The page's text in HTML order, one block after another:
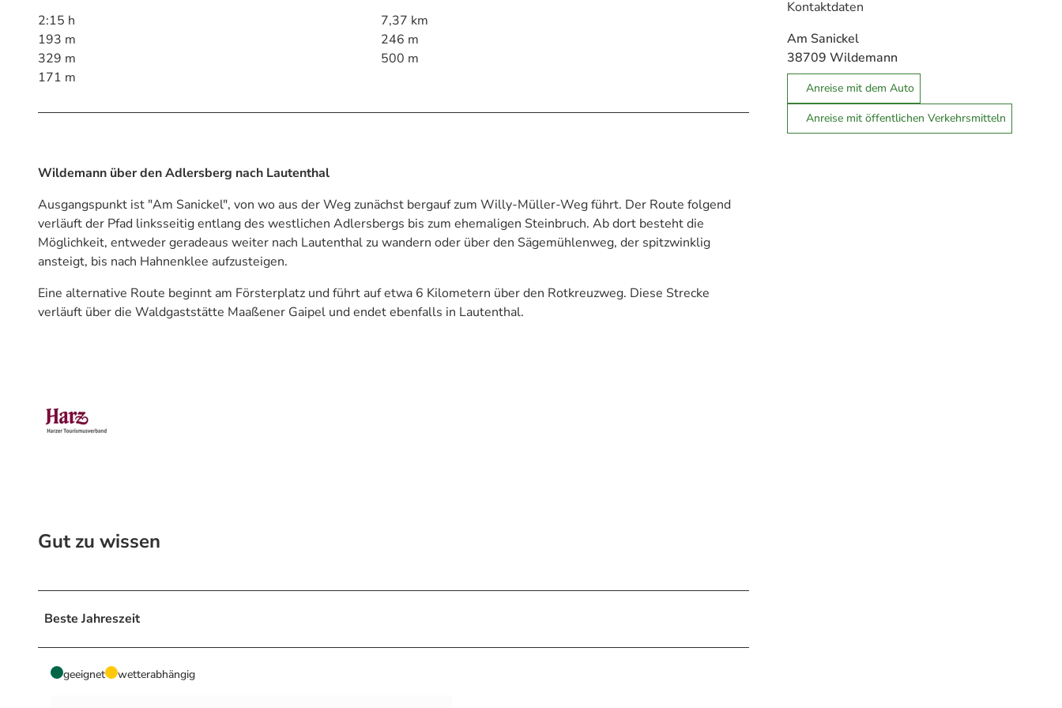
2:15 h
7,37 km
193 m
246 m
329 m
500 m
171 m
Wildemann über den Adlersberg nach Lautenthal
Ausgangspunkt ist "Am Sanickel", von wo aus der Weg zunächst bergauf zum Willy-Müller-Weg führt. Der Route folgend
verläuft der Pfad linksseitig entlang des westlichen Adlersbergs bis zum ehemaligen Steinbruch. Ab dort besteht die
Möglichkeit, entweder geradeaus weiter nach Lautenthal zu wandern oder über den Sägemühlenweg, der spitzwinklig
ansteigt, bis nach Hahnenklee aufzusteigen.
Eine alternative Route beginnt am Försterplatz und führt auf etwa 6 Kilometern über den Rotkreuzweg. Diese Strecke
verläuft über die Waldgaststätte Maaßener Gaipel und endet ebenfalls in Lautenthal.
Gut zu wissen
Beste Jahreszeit
geeignet wetterabhängig
Kontaktdaten
Am Sanickel
38709 Wildemann
Anreise mit dem Auto
Anreise mit öffentlichen Verkehrsmitteln